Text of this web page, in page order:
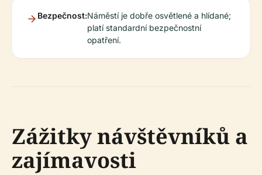
Bezpečnost:Náměstí je dobře osvětlené a hlídané;
platí standardní bezpečnostní
opatření.
Zážitky návštěvníků a
zajímavosti